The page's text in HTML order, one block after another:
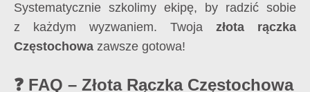
Systematycznie szkolimy ekipę, by radzić sobie
z każdym wyzwaniem. Twoja złota rączka
Częstochowa zawsze gotowa!
❓ FAQ – Złota Rączka Częstochowa